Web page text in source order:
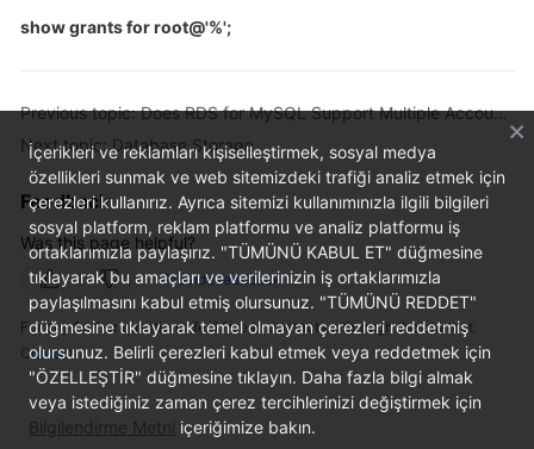
User
Best
Performance
White
Paper
API
Reference
SDK
Reference
show grants forroot@'%';
Previous topic: Does RDS for MySQL Support Multiple Accounts?
Next topic: Database Storage
Feedback
Was this page helpful?
Provide feedback
For any further questions, feel free to contact us through the chatbot.
Chatbot
İçerikleri ve reklamları kişiselleştirmek, sosyal medya
özellikleri sunmak ve web sitemizdeki trafiği analiz etmek için
çerezleri kullanırız. Ayrıca sitemizi kullanımınızla ilgili bilgileri
sosyal platform, reklam platformu ve analiz platformu iş
ortaklarımızla paylaşırız. "TÜMÜNÜ KABUL ET" düğmesine
tıklayarak bu amaçları ve verilerinizin iş ortaklarımızla
paylaşılmasını kabul etmiş olursunuz. "TÜMÜNÜ REDDET"
düğmesine tıklayarak temel olmayan çerezleri reddetmiş
olursunuz. Belirli çerezleri kabul etmek veya reddetmek için
"ÖZELLEŞTİR" düğmesine tıklayın. Daha fazla bilgi almak
veya istediğiniz zaman çerez tercihlerinizi değiştirmek için
Bilgilendirme Metni içeriğimize bakın.